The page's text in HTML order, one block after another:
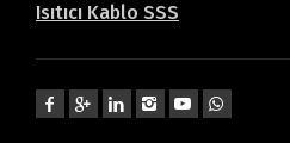
Isıtıcı Kablo SSS